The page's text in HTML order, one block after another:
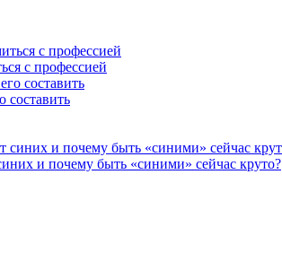
с профессией
составить
и почему быть «синими» сейчас круто?